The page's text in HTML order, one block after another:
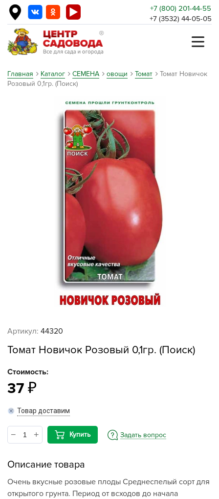
+7 (800) 201-44-55
+7 (3532) 44-05-05
Главная Каталог СЕМЕНА овощи Томат
Томат Новичок
Розовый 0,1гр. (Поиск)
Артикул: 44320
Томат Новичок Розовый 0,1гр. (Поиск)
Стоимость:
37
Товар доставим
Купить Задать вопрос
Описание товара
Очень вкусные розовые плоды Среднеспелый сорт для
открытого грунта. Период от всходов до начала